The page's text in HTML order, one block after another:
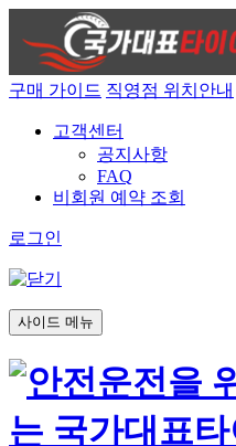
구매 가이드 직영점 위치안내
고객센터
공지사항
FAQ
비회원 예약 조회
로그인
사이드 메뉴